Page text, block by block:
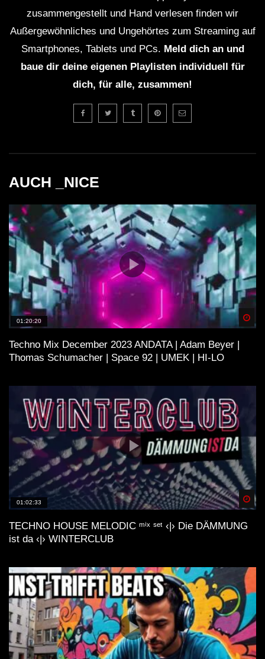
zusammengestellt und Hand verlesen finden wir
Außergewöhnliches und Ungehörtes zum Streaming auf
Smartphones, Tablets und PCs. Meld dich an und
baue dir deine eigenen Playlisten individuell für
dich, für alle, zusammen!
AUCH _NICE
01:20:20
Techno Mix December 2023 ANDATA | Adam Beyer |
Thomas Schumacher | Space 92 | UMEK | HI-LO
01:02:33
TECHNO HOUSE MELODIC ᵐⁱˣ ˢᵉᵗ ‹|› Die DÄMMUNG
ist da ‹|› WINTERCLUB